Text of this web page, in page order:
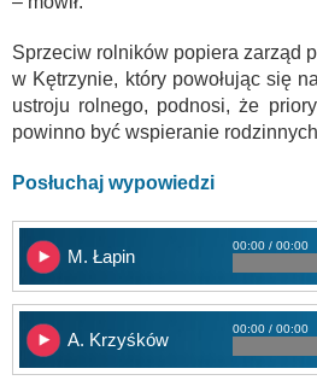
Sprzeciw rolników popiera zarząd
w Kętrzynie, który powołując się
ustroju rolnego, podnosi, że
powinno być wspieranie
Posłuchaj wypowiedzi
M. Łapin
00:00 / 00:00
A. Krzyśków
00:00 / 00:00